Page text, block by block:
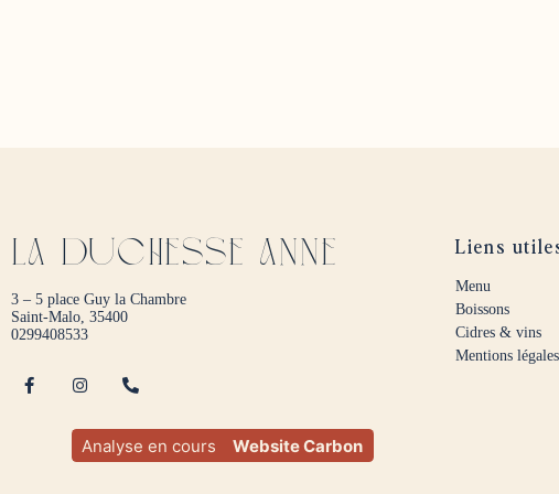
La duchesse anne
3 – 5 place Guy la Chambre
Saint-Malo, 35400
0299408533
Analyse en cours Website Carbon
Liens
Menu
Boissons
Cidres & vins
Mentions